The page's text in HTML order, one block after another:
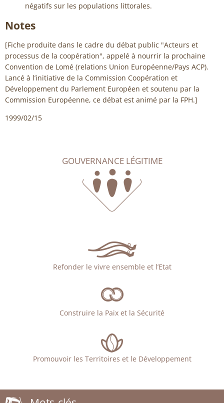
négatifs sur les populations littorales.
Notes
[Fiche produite dans le cadre du débat public "Acteurs et
processus de la coopération", appelé à nourrir la prochaine
Convention de Lomé (relations Union Européenne/Pays ACP).
Lancé à l’initiative de la Commission Coopération et
Développement du Parlement Européen et soutenu par la
Commission Européenne, ce débat est animé par la FPH.]
1999/02/15
GOUVERNANCE LÉGITIME
Refonder le vivre ensemble et l’Etat
Construire la Paix et la Sécurité
Promouvoir les Territoires et le Développement